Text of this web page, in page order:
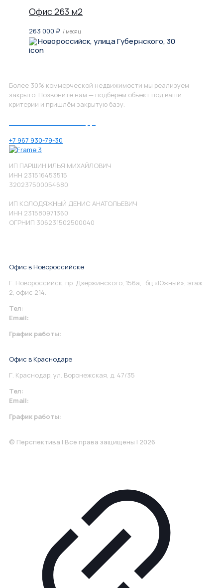
Офис 263 м2
263 000 ₽ / месяц
Новороссийск, улица Губернского, 30
Более 30% коммерческой недвижимости мы реализуем
закрыто. Позвоните нам — подберём объект под ваши
критерии и пришлём закрытую базу.
+7 967 930-79-30
ИП ПАРШИН ИЛЬЯ МИХАЙЛОВИЧ
ИНН 231516453515
320237500054680
ИП КОЛОДЯЖНЫЙ ДЕНИС АНАТОЛЬЕВИЧ
ИНН 231580971360
ОГРНИП 306231502500040
Офис в Новороссийске
Г. Новороссийск, пр. Дзержинского, 156а, бц «Южный», этаж
2, офис 214.
Тел:
Email:
График работы:
Офис в Краснодаре
Г. Краснодар, ул. Воронежская, д. 47/35
Тел:
Email:
График работы:
© Перспектива | Все права защищены | 2026